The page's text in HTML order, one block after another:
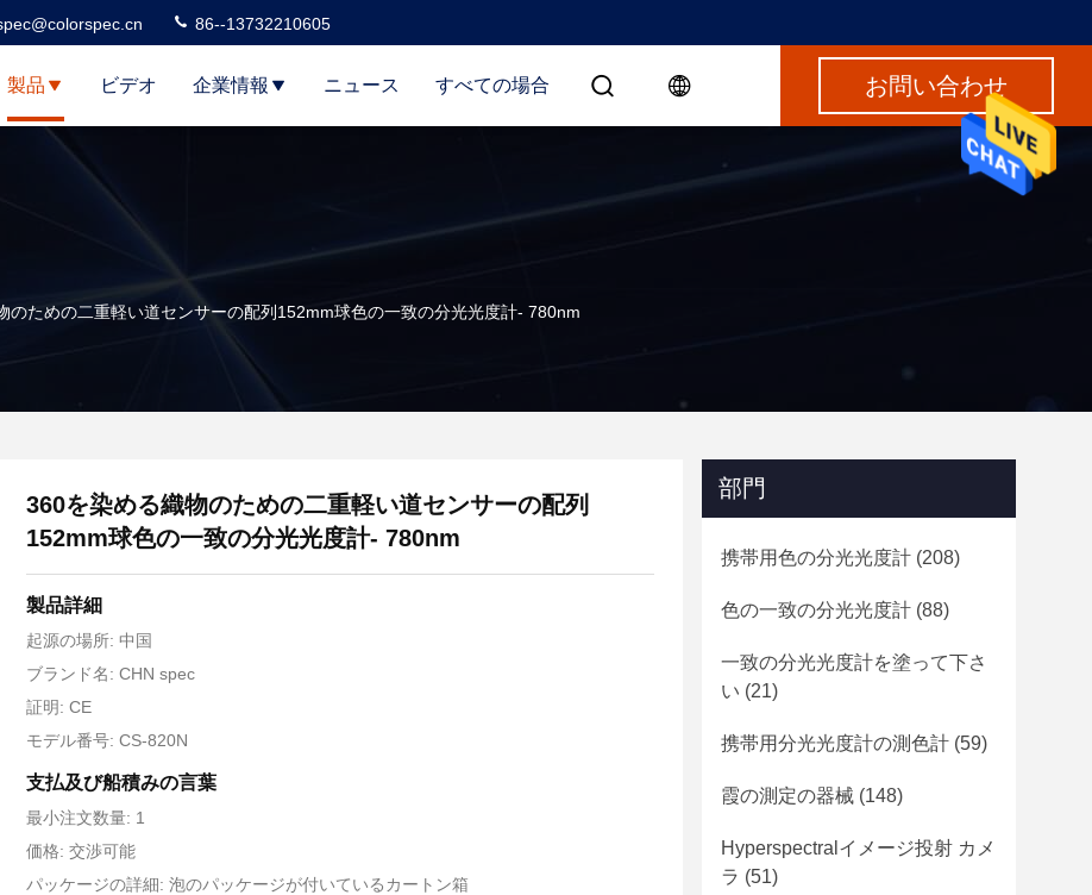
86--13732210605
製品 ビデオ 企業情報 ニュース すべての場合 お問い合わせ
のための二重軽い道センサーの配列152mm球色の一致の分光光度計- 780nm
360を染める織物のための二重軽い道センサーの配列
152mm球色の一致の分光光度計- 780nm
製品詳細
起源の場所: 中国
ブランド名: CHN spec
証明: CE
モデル番号: CS-820N
支払及び船積みの言葉
最小注文数量: 1
価格: 交渉可能
パッケージの詳細: 泡のパッケージが付いているカートン箱
部門
携帯用色の分光光度計 (208)
色の一致の分光光度計 (88)
一致の分光光度計を塗って下さ
い (21)
携帯用分光光度計の測色計 (59)
霞の測定の器械 (148)
Hyperspectralイメージ投射 カメ
ラ (51)